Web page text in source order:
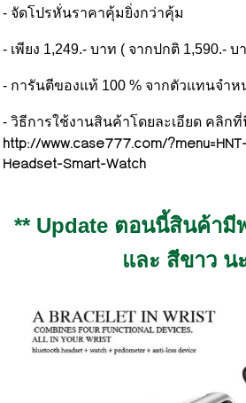
- จัดโปรหั่นราคาคุ้มยิ่งกว่าคุ้ม
- เพียง 1,249.- บาท ( จากปกติ 1,590.- บ
- การันตีของแท้ 100 % จากตัวแทนจำห
- วิธีการใช้งานสินค้าโดยละเอียด คลิกที่
http://www.case777.com/
Headset-Smart-Watch
** Update ตอนนี้สินค้ามี
และ สีขาว น